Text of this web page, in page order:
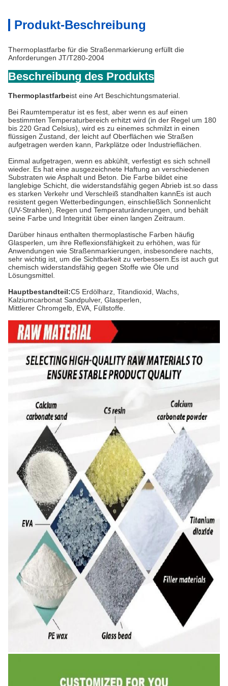
Produkt-Beschreibung
Thermoplastfarbe für die Straßenmarkierung erfüllt die
Anforderungen JT/T280-2004
Beschreibung des Produkts
Thermoplastfarbeist eine Art Beschichtungsmaterial.
Bei Raumtemperatur ist es fest, aber wenn es auf einen
bestimmten Temperaturbereich erhitzt wird (in der Regel um 180
bis 220 Grad Celsius), wird es zu einemes schmilzt in einen
flüssigen Zustand, der leicht auf Oberflächen wie Straßen
aufgetragen werden kann, Parkplätze oder Industrieflächen.
Einmal aufgetragen, wenn es abkühlt, verfestigt es sich schnell
wieder. Es hat eine ausgezeichnete Haftung an verschiedenen
Substraten wie Asphalt und Beton. Die Farbe bildet eine
langlebige Schicht, die widerstandsfähig gegen Abrieb ist.so dass
es starken Verkehr und Verschleiß standhalten kannEs ist auch
resistent gegen Wetterbedingungen, einschließlich Sonnenlicht
(UV-Strahlen), Regen und Temperaturänderungen, und behält
seine Farbe und Integrität über einen langen Zeitraum.
Darüber hinaus enthalten thermoplastische Farben häufig
Glasperlen, um ihre Reflexionsfähigkeit zu erhöhen, was für
Anwendungen wie Straßenmarkierungen, insbesondere nachts,
sehr wichtig ist, um die Sichtbarkeit zu verbessern.Es ist auch gut
chemisch widerstandsfähig gegen Stoffe wie Öle und
Lösungsmittel.
Hauptbestandteil:C5 Erdölharz, Titandioxid, Wachs,
Kalziumcarbonat Sandpulver, Glasperlen,
Mittlerer Chromgelb, EVA, Füllstoffe.